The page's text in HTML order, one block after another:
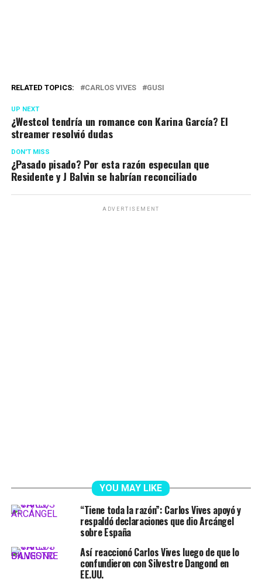
RELATED TOPICS: CARLOS VIVES GUSI
UP NEXT
¿Westcol tendría un romance con Karina García? El
streamer resolvió dudas
DON'T MISS
¿Pasado pisado? Por esta razón especulan que
Residente y J Balvin se habrían reconciliado
ADVERTISEMENT
YOU MAY LIKE
“Tiene toda la razón”: Carlos Vives apoyó y
respaldó declaraciones que dio Arcángel
sobre España
Así reaccionó Carlos Vives luego de que lo
confundieron con Silvestre Dangond en
EE.UU.